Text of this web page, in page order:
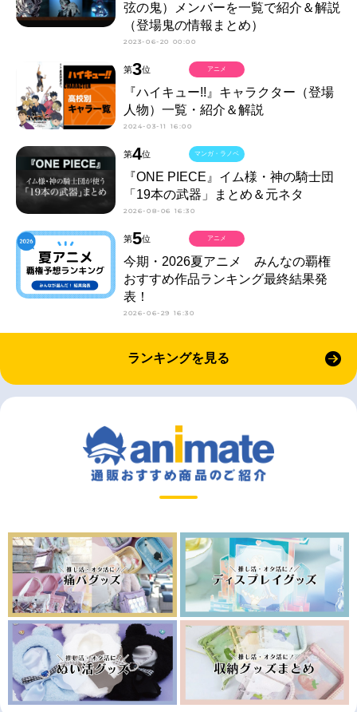
弦の鬼）メンバーを一覧で紹介＆解説
（登場鬼の情報まとめ）
2023-06-20 00:00
第3位
『ハイキュー!!』キャラクター（登場
人物）一覧・紹介＆解説
2024-03-11 16:00
アニメ
第4位
『ONE PIECE』イム様・神の騎士団
「19本の武器」まとめ＆元ネタ
2026-08-06 16:30
マンガ・ラノベ
第5位
今期・2026夏アニメ みんなの覇権
おすすめ作品ランキング最終結果発
表！
2026-06-29 16:30
アニメ
ランキングを見る